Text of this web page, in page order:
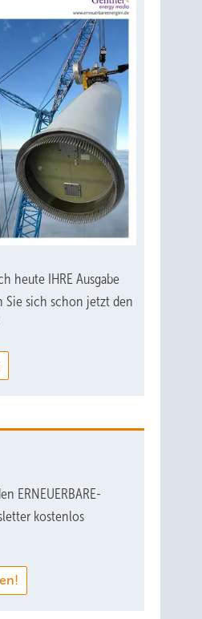
heute IHRE Ausgabe
Sie sich schon jetzt den
ERNEUERBARE-
kostenlos